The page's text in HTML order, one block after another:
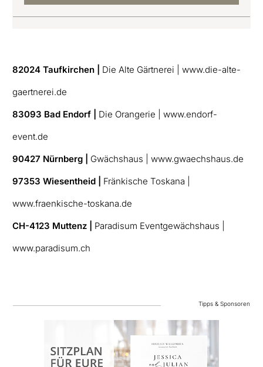
82024 Taufkirchen | Die Alte Gärtnerei | www.die-alte-
gaertnerei.de
83093 Bad Endorf | Die Orangerie | www.endorf-
event.de
90427 Nürnberg | Gwächshaus | www.gwaechshaus.de
97353 Wiesentheid | Fränkische Toskana |
www.fraenkische-toskana.de
CH-4123 Muttenz | Paradisum Eventgewächshaus |
www.paradisum.ch
Tipps & Sponsoren